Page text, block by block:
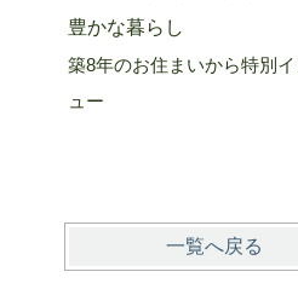
豊かな暮らし
築8年のお住まいから特別
ュー
一覧へ戻る